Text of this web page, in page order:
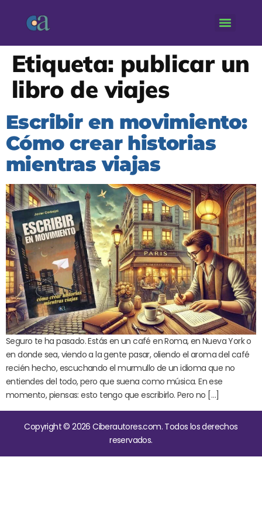
Etiqueta: publicar un
libro de viajes
Escribir en movimiento:
Cómo crear historias
mientras viajas
Seguro te ha pasado. Estás en un café en Roma, en Nueva York o
en donde sea, viendo a la gente pasar, oliendo el aroma del café
recién hecho, escuchando el murmullo de un idioma que no
entiendes del todo, pero que suena como música. En ese
momento, piensas: esto tengo que escribirlo. Pero no […]
Copyright © 2026 Ciberautores.com. Todos los derechos
reservados.